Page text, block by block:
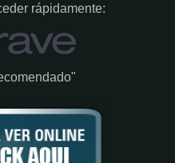
rápidamente:​